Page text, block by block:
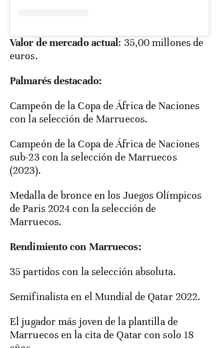
Valor de mercado actual: 35,00 millones de
euros.
Palmarés destacado:
Campeón de la Copa de África de Naciones
con la selección de Marruecos.
Campeón de la Copa de África de Naciones
sub-23 con la selección de Marruecos
(2023).
Medalla de bronce en los Juegos Olímpicos
de Paris 2024 con la selección de
Marruecos.
Rendimiento con Marruecos:
35 partidos con la selección absoluta.
Semifinalista en el Mundial de Qatar 2022.
El jugador más joven de la plantilla de
Marruecos en la cita de Qatar con solo 18